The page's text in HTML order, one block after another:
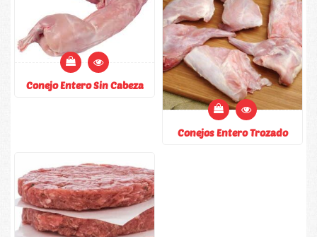
Conejo Entero Sin Cabeza
Conejos Entero Trozado